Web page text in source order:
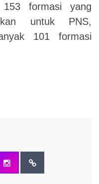
formasi yang
untuk PNS,
101 formasi